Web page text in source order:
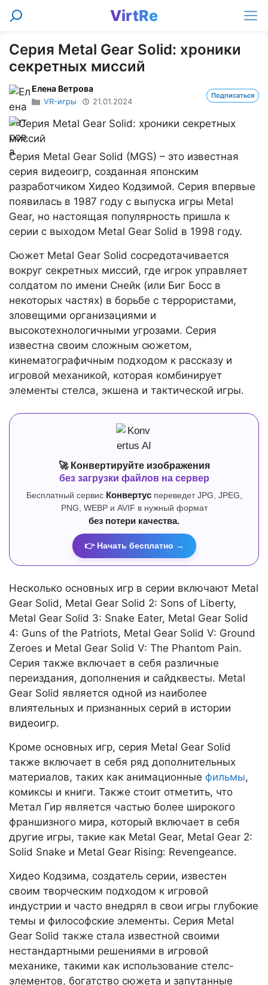
Перейти
VirtRe
Поиск
Серия Metal Gear Solid: хроники
секретных миссий
Елена Ветрова
VR-игры 21.01.2024
Подписаться
Серия Metal Gear Solid (MGS) – это известная
серия видеоигр, созданная японским
разработчиком Хидео Кодзимой. Серия впервые
появилась в 1987 году с выпуска игры Metal
Gear, но настоящая популярность пришла к
серии с выходом Metal Gear Solid в 1998 году.
Сюжет Metal Gear Solid сосредотачивается
вокруг секретных миссий, где игрок управляет
солдатом по имени Снейк (или Биг Босс в
некоторых частях) в борьбе с террористами,
зловещими организациями и
высокотехнологичными угрозами. Серия
известна своим сложным сюжетом,
кинематографичным подходом к рассказу и
игровой механикой, которая комбинирует
элементы стелса, экшена и тактической игры.
🚀 Конвертируйте изображения
без загрузки файлов на сервер
Бесплатный сервис Конвертуспереведет JPG, JPEG,
PNG, WEBP и AVIF в нужный формат
без потери качества.
👉 Начать бесплатно →
Несколько основных игр в серии включают Metal
Gear Solid, Metal Gear Solid 2: Sons of Liberty,
Metal Gear Solid 3: Snake Eater, Metal Gear Solid
4: Guns of the Patriots, Metal Gear Solid V: Ground
Zeroes и Metal Gear Solid V: The Phantom Pain.
Серия также включает в себя различные
переиздания, дополнения и сайдквесты. Metal
Gear Solid является одной из наиболее
влиятельных и признанных серий в истории
видеоигр.
Кроме основных игр, серия Metal Gear Solid
также включает в себя ряд дополнительных
материалов, таких как анимационные фильмы,
комиксы и книги. Также стоит отметить, что
Метал Гир является частью более широкого
франшизного мира, который включает в себя
другие игры, такие как Metal Gear, Metal Gear 2:
Solid Snake и Metal Gear Rising: Revengeance.
Хидео Кодзима, создатель серии, известен
своим творческим подходом к игровой
индустрии и часто внедрял в свои игры глубокие
темы и философские элементы. Серия Metal
Gear Solid также стала известной своими
нестандартными решениями в игровой
механике, такими как использование стелс-
элементов, богатство сюжета и запутанные